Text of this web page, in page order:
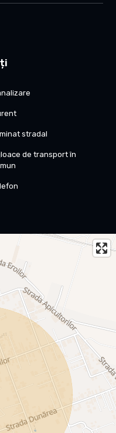
pentru locuit, cât și
zone foarte căutate și
unei vizionări, vă
stradal
de transport în